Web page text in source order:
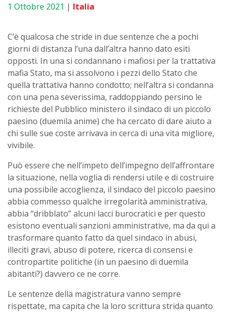
1 Ottobre 2021 | Italia
C’è qualcosa che stride in due sentenze che a pochi
giorni di distanza l’una dall’altra hanno dato esiti
opposti. In una si condannano i mafiosi per la trattativa
mafia Stato, ma si assolvono i pezzi dello Stato che
quella trattativa hanno condotto; nell’altra si condanna
con una pena severissima, raddoppiando persino le
richieste del Pubblico ministero il sindaco di un piccolo
paesino (duemila anime) che ha cercato di dare aiuto a
chi sulle sue coste arrivava in cerca di una vita migliore,
vivibile.
Può essere che nell’impeto dell’impegno dell’affrontare
la situazione, nella voglia di rendersi utile e di costruire
una possibile accoglienza, il sindaco del piccolo paesino
abbia commesso qualche irregolarità amministrativa,
abbia “dribblato” alcuni lacci burocratici e per questo
esistono eventuali sanzioni amministrative, ma da qui a
trasformare quanto fatto da quel sindaco in abusi,
illeciti gravi, abuso di potere, ricerca di consensi e
contropartite politiche (in un paesino di duemila
abitanti?) davvero ce ne corre.
Le sentenze della magistratura vanno sempre
rispettate, ma capita che la loro scrittura strida quanto